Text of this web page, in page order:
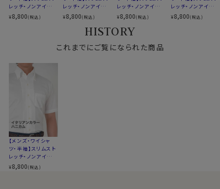
伸縮する場合があります）
●スリムフィット
伸縮性と柔らかな感触が、体にフィットして快適でスタイ
リッシュな着こなしができます。
めに設定。
裾をパンツイン＆アウトの両々で着用できるよう生産しま
した。
柄
無地
袖
S-37・M-39・L-41cm
LL-43・3L-45・4L-47cm
スタイル
生産国
▼スポット商品につき再入荷はございませんのでご了承
レッチ・ノンアイロ
ン・ドライ・ニット・イ
タリアンカラー・ボ
¥8,800(税込)
レッチ・ノンアイロ
ン・ドライ・ニット・イ
タリアンカラー・ワイ
ドカラー・第一ボタ
¥8,800(税込)
レッチ・ノンアイロ
ン・ドライ・ニット・
ボタンダウン
¥8,800(税込)
レッチ・ノンアイロ
ン・ドライ・ニット・イ
タリアンカラー・ボ
¥8,800(税込)
HISTORY
これまでにご覧になられた商品
【メンズ・ワイシャ
ツ・半袖】スリムスト
レッチ・ノンアイロ
ン・ドライ・ニット・イ
タリアンカラー・ボ
¥8,800(税込)